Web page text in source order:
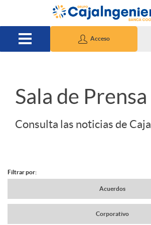
Saltar al contenido principal
Acceso
S
Sala de Prensa
Consulta las noticias de
N
Filtrar por:
Acuerdos
Corporativo